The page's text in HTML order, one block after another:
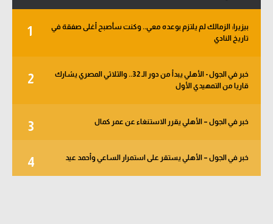
1
بيزيرا: الزمالك لم يلتزم بوعده معي.. وكنت سأصبح أغلى صفقة في
تاريخ النادي
2
خبر في الجول - الأهلي يبدأ من دور الـ 32.. والثلاثي المصري يشارك
قاريا من التمهيدي الأول
3 خبر في الجول – الأهلي يقرر الاستنغاء عن عمر كمال
4 خبر في الجول – الأهلي يستقر على استمرار الساعي وأحمد عيد